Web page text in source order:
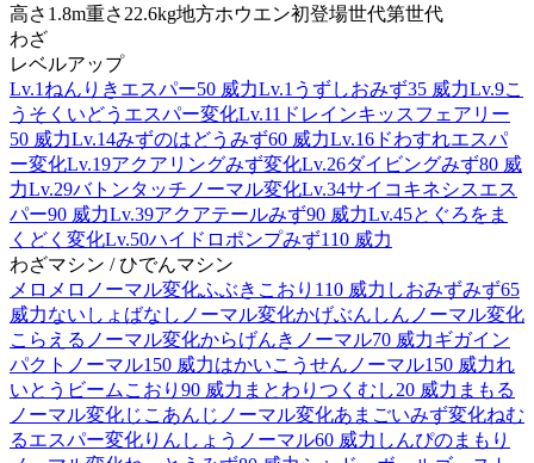
高さ 1.8m重さ 22.6kg地方ホウエン初登場世代第世代
わざ
レベルアップ
Lv.1 ねんりき エスパー50 威力Lv.1 うずしおみず35 威力Lv.9こ
うそくいどう エスパー変化Lv.11 ドレインキッスフェアリー
50 威力Lv.14みずのはどう みず60 威力Lv.16 ドわすれエスパ
ー変化Lv.19アクアリングみず変化Lv.26ダイビングみず80 威
力Lv.29バトンタッチ ノーマル変化Lv.34サイコキネシスエス
パー90 威力Lv.39アクアテールみず90 威力Lv.45とぐろをま
く どく 変化Lv.50ハイドロポンプみず110 威力
わざマシン / ひでんマシン
メロメロ ノーマル変化ふぶき こおり 110 威力 しおみずみず65
威力ないしょばなし ノーマル変化かげぶんしん ノーマル変化
こらえる ノーマル変化からげんき ノーマル70 威力ギガイン
パクト ノーマル150 威力はかいこうせん ノーマル150 威力れ
いとうビーム こおり 90 威力 まとわりつく むし20 威力 まもる
ノーマル変化じこあんじ ノーマル変化あまごいみず変化ねむ
るエスパー変化りんしょう ノーマル60 威力 しんぴのまもり